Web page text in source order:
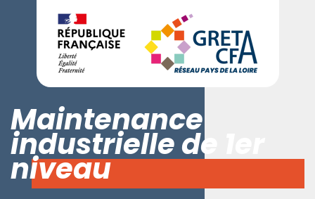
Maintenance
industrielle de 1er
niveau